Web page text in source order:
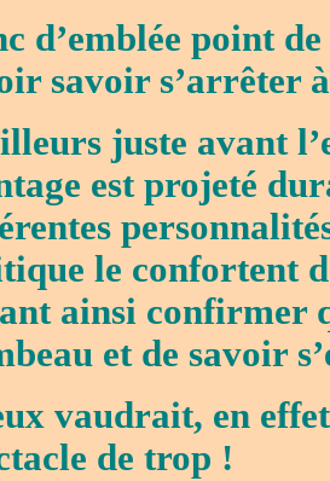
d’emblée point
savoir s’arrêter
juste avant
est projeté
le confortent
ainsi confirmer
et de savoir
vaudrait, en
de trop !